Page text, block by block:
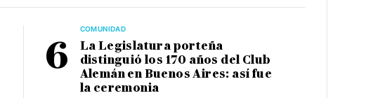
COMUNIDAD
La Legislatura porteña
distinguió los 170 años del Club
Alemán en Buenos Aires: así fue
la ceremonia